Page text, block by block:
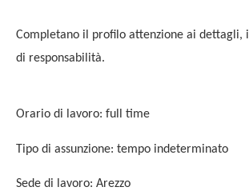
Completano il profilo attenzione ai dettagli,
di responsabilità.
Orario di lavoro: full time
Tipo di assunzione: tempo indeterminato
Sede di lavoro: Arezzo